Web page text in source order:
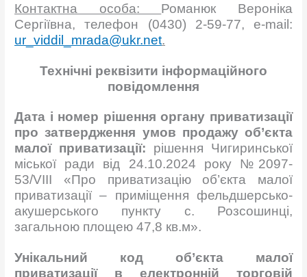
Контактна особа: Романюк Вероніка
Сергіївна, телефон (0430) 2-59-77, e-mail:
ur_viddil_mrada@ukr.net.
Технічні реквізити інформаційного
повідомлення
Дата і номер рішення органу приватизації
про затвердження умов продажу об’єкта
малої приватизації: рішення Чигиринської
міської ради від 24.10.2024 року №2097-
53/VІІІ «Про приватизацію об’єкта малої
приватизації – приміщення фельдшерсько-
акушерського пункту с. Розсошинці,
загальною площею 47,8 кв.м».
Унікальний код об’єкта малої
приватизації в електронній торговій